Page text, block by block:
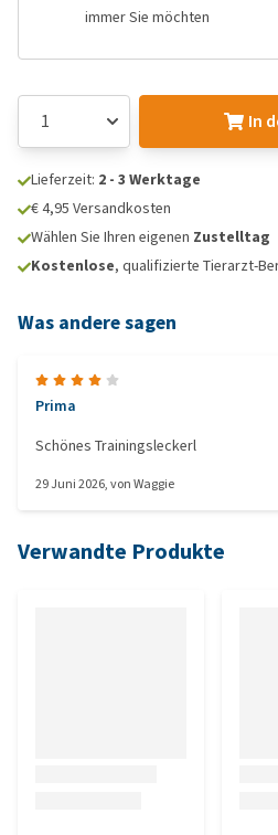
immer Sie möchten
In
Lieferzeit: 2 - 3 Werktage
€ 4,95 Versandkosten
Wählen Sie Ihren eigenen Zustelltag
Kostenlose, qualifizierte Tierarzt-
Was andere sagen
Prima
Schönes Trainingsleckerl
29 Juni 2026, vonWaggie
Verwandte Produkte